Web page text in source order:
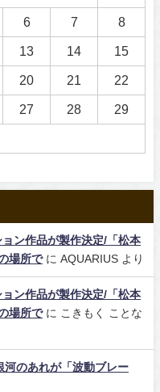
6 7 8
13 14 15
20 21 22
27 28 29
ン作品が製作決定/「松本
場所でに AQUARIUS より
ン作品が製作決定/「松本
場所でに
こきもく ことな
河のあれが「波動ブレー